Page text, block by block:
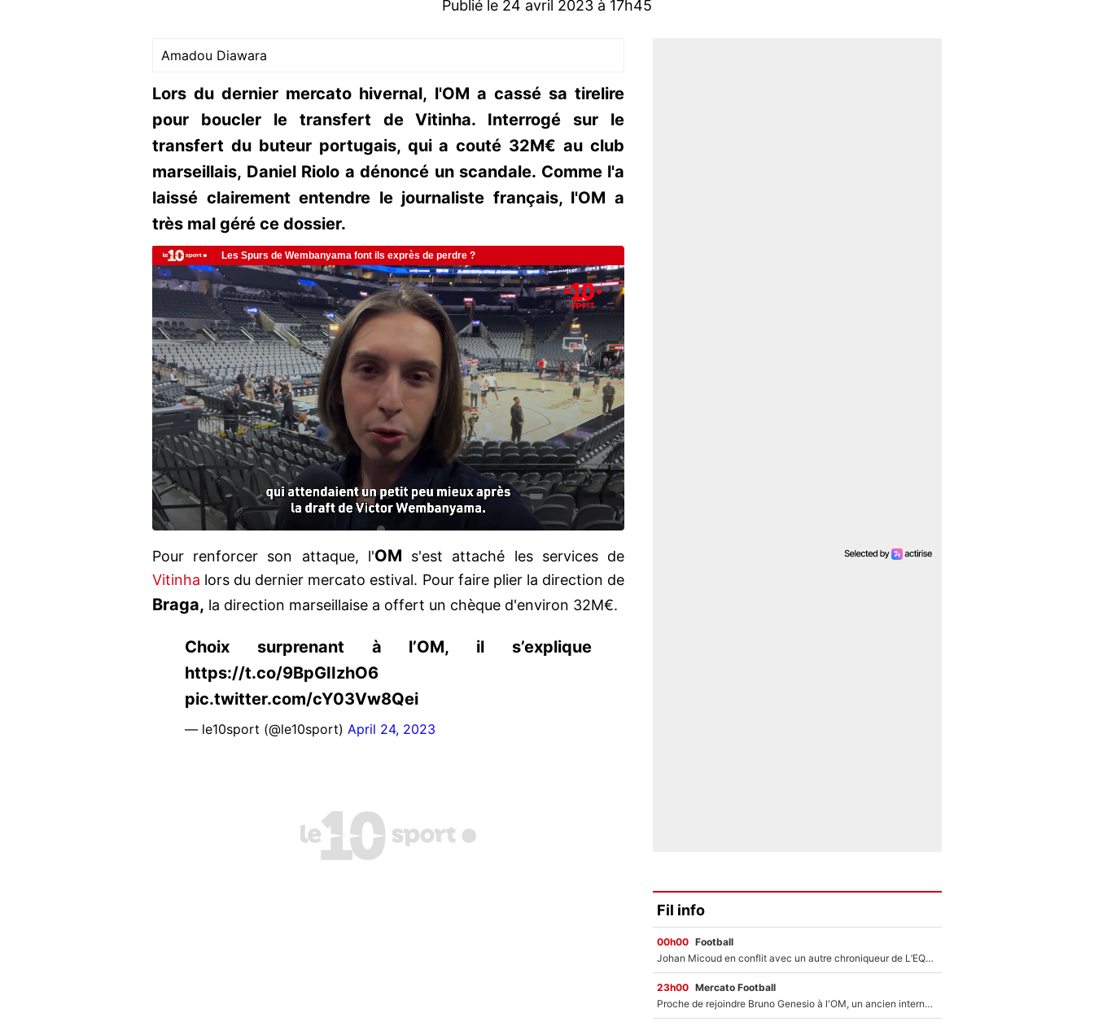
Publié le 24 avril 2023 à 17h45
Amadou Diawara
Lors du dernier mercato hivernal, l'OM a cassé sa tirelire
pour boucler le transfert de Vitinha. Interrogé sur le
transfert du buteur portugais, qui a couté 32M€ au club
marseillais, Daniel Riolo a dénoncé un scandale. Comme l'a
laissé clairement entendre le journaliste français, l'OM a
très mal géré ce dossier.
Pour renforcer son attaque, l'OM s'est attaché les services de
Vitinha lors du dernier mercato estival. Pour faire plier la direction de
Braga, la direction marseillaise a offert un chèque d'environ 32M€.
Choix surprenant à l’OM, il s’explique
https://t.co/9BpGIIzhO6
pic.twitter.com/cY03Vw8Qei
— le10sport (@le10sport) April 24, 2023
Fil info
00h00 Football
Johan Micoud en conflit avec un autre chroniqueur de L’EQUIPE du Soir : «Pendant un moment, je ne les ai pas remis ensemble dans l'émission»
23h00 Mercato Football
Proche de rejoindre Bruno Genesio à l'OM, un ancien international français va finalement débarquer... sur RMC !